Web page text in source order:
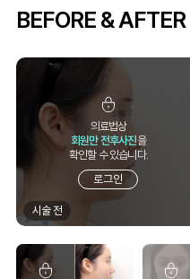
BEFORE & AFTER
의료법상
회원만 전후사진을
확인할 수 있습니다.
로그인